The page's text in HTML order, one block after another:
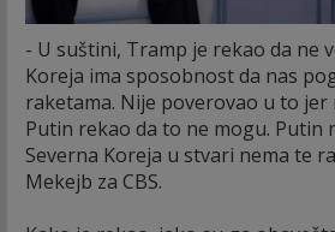
- U suštini, Tramp je rekao da ne
Koreja ima sposobnost da nas
raketama. Nije poverovao u to jer
Putin rekao da to ne mogu. Putin
Severna Koreja u stvari nema te
Mekejb za CBS.